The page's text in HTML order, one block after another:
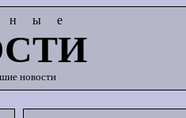
новости